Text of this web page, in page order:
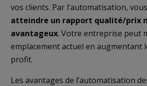
vos clients. Par l’automatisation,
atteindre un rapport qualité/prix
avantageux. Votre entreprise peut
emplacement actuel en augmentant
profit.
Les avantages de l’automatisation